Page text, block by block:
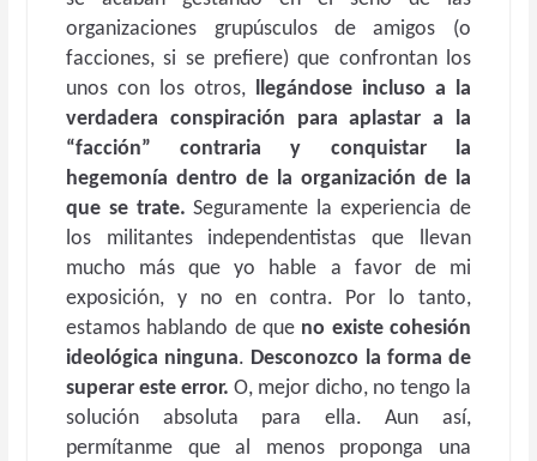
organizaciones grupúsculos de amigos (o
facciones, si se prefiere) que confrontan los
unos con los otros, llegándose incluso a la
verdadera conspiración para aplastar a la
“facción” contraria y conquistar la
hegemonía dentro de la organización de la
que se trate. Seguramente la experiencia de
los militantes independentistas que llevan
mucho más que yo hable a favor de mi
exposición, y no en contra. Por lo tanto,
estamos hablando de que no existe cohesión
ideológica ninguna. Desconozco la forma de
superar este error. O, mejor dicho, no tengo la
solución absoluta para ella. Aun así,
permítanme que al menos proponga una